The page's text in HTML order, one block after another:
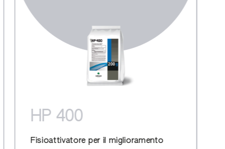
HP 400
Fisioattivatore per il miglioramento